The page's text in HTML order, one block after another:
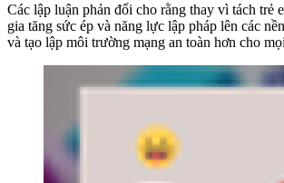
Các lập luận phản đối cho rằng thay vì tách trẻ
gia tăng sức ép và năng lực lập pháp lên các
và tạo lập môi trường mạng an toàn hơn cho